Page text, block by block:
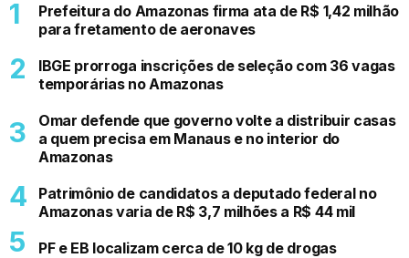
Prefeitura do Amazonas firma ata de R$ 1,42 milhão
para fretamento de aeronaves
IBGE prorroga inscrições de seleção com 36 vagas
temporárias no Amazonas
Omar defende que governo volte a distribuir casas
a quem precisa em Manaus e no interior do
Amazonas
Patrimônio de candidatos a deputado federal no
Amazonas varia de R$ 3,7 milhões a R$ 44 mil
PF e EB localizam cerca de 10 kg de drogas